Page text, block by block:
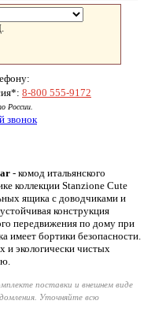
8-800 555-9172
России.
звонок
- комод итальянского
коллекции Stanzione Cute
ящика с доводчиками и
конструкция
передвижения по дому при
имеет бортики безопасности.
и экологически чистых
поставки и внешнем виде
Уточняйте всю